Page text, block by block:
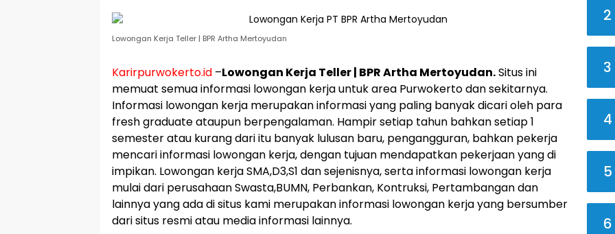
Lowongan Kerja Teller | BPR Artha Mertoyudan
Karirpurwokerto.id –Lowongan Kerja Teller | BPR Artha Mertoyudan.Situs ini
memuat semua informasi lowongan kerja untuk area Purwokerto dan sekitarnya.
Informasi lowongan kerja merupakan informasi yang paling banyak dicari oleh para
fresh graduate ataupun berpengalaman. Hampir setiap tahun bahkan setiap 1
semester atau kurang dari itu banyak lulusan baru, pengangguran, bahkan pekerja
mencari informasi lowongan kerja, dengan tujuan mendapatkan pekerjaan yang di
impikan. Lowongan kerja SMA,D3,S1 dan sejenisnya, serta informasi lowongan kerja
mulai dari perusahaan Swasta,BUMN, Perbankan, Kontruksi, Pertambangan dan
lainnya yang ada di situs kami merupakan informasi lowongan kerja yang bersumber
dari situs resmi atau media informasi lainnya.
2
3
4
5
6